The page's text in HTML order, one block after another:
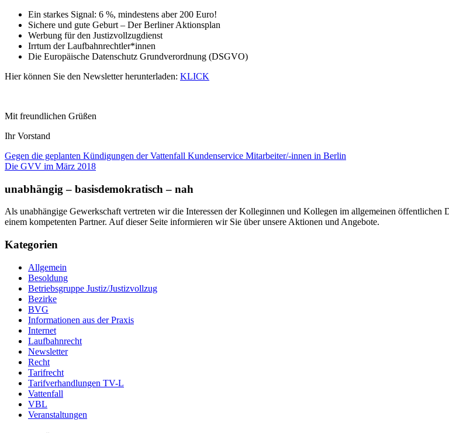
Ein starkes Signal: 6 %, mindestens aber 200 Euro!
Sichere und gute Geburt – Der Berliner Aktionsplan
Werbung für den Justizvollzugdienst
Irrtum der Laufbahnrechtler*innen
Die Europäische Datenschutz Grundverordnung (DSGVO)
Hier können Sie den Newsletter herunterladen: KLICK
Mit freundlichen Grüßen
Ihr Vorstand
Beitragsnavigation
Gegen die geplanten Kündigungen der Vattenfall Kundenservice Mitarbeiter/-innen in Berlin
Die GVV im März 2018
unabhängig – basisdemokratisch – nah
Als unabhängige Gewerkschaft vertreten wir die Interessen der Kolleginnen und Kollegen im allgemeinen
einem kompetenten Partner. Auf dieser Seite informieren wir Sie über unsere Aktionen und Angebote.
Kategorien
Allgemein
Besoldung
Betriebsgruppe Justiz/Justizvollzug
Bezirke
BVG
Informationen aus der Praxis
Internet
Laufbahnrecht
Newsletter
Recht
Tarifrecht
Tarifverhandlungen TV-L
Vattenfall
VBL
Veranstaltungen